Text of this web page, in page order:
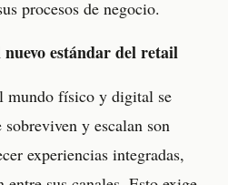
procesos de negocio.
estándar del retail
mundo físico y digital se
y escalan son
experiencias integradas,